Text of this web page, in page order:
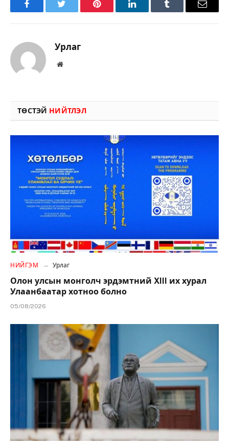
FacebookTwitter Pinterest LinkedInTumblr Имэйл
Урлаг
Вэбсайт
ТӨСТЭЙ НИЙТЛЭЛ
НИЙГЭМ Урлаг
Олон улсын монголч эрдэмтний XIII их хурал
Улаанбаатар хотноо болно
05/08/2026